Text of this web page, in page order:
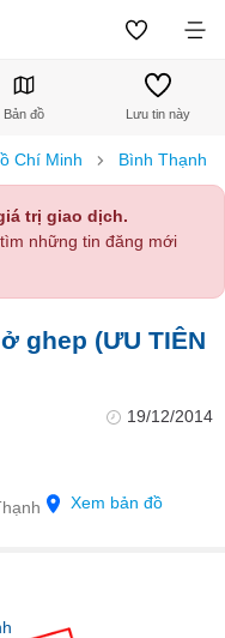
Bản đồ Lưu tin này
Chí Minh Bình Thạnh
trị giao dịch.
những tin đăng mới
ghep (ƯU TIÊN
19/12/2014
Xem bản đồ